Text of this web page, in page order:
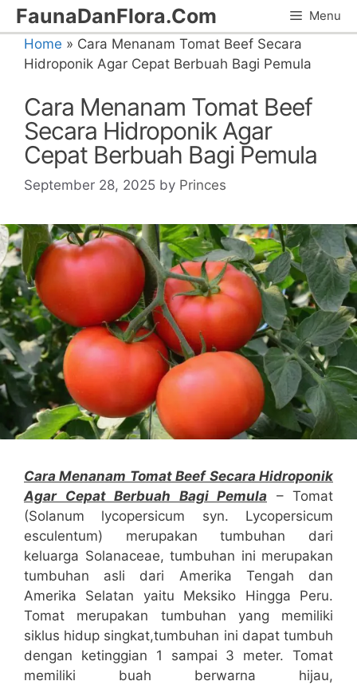
Skip
to
content
FaunaDanFlora.Com Menu
Home » Cara Menanam Tomat Beef Secara
Hidroponik Agar Cepat Berbuah Bagi Pemula
Cara Menanam Tomat Beef
Secara Hidroponik Agar
Cepat Berbuah Bagi Pemula
September 28, 2025 by Princes
Cara Menanam Tomat Beef Secara Hidroponik
Agar Cepat Berbuah Bagi Pemula – Tomat
(Solanum lycopersicum syn. Lycopersicum
esculentum) merupakan tumbuhan dari
keluarga Solanaceae, tumbuhan ini merupakan
tumbuhan asli dari Amerika Tengah dan
Amerika Selatan yaitu Meksiko Hingga Peru.
Tomat merupakan tumbuhan yang memiliki
siklus hidup singkat,tumbuhan ini dapat tumbuh
dengan ketinggian 1 sampai 3 meter. Tomat
memiliki buah berwarna hijau,